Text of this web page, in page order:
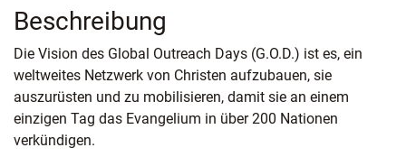
Beschreibung
Die Vision des Global Outreach Days (G.O.D.) ist es, ein
weltweites Netzwerk von Christen aufzubauen, sie
auszurüsten und zu mobilisieren, damit sie an einem
einzigen Tag das Evangelium in über 200 Nationen
verkündigen.